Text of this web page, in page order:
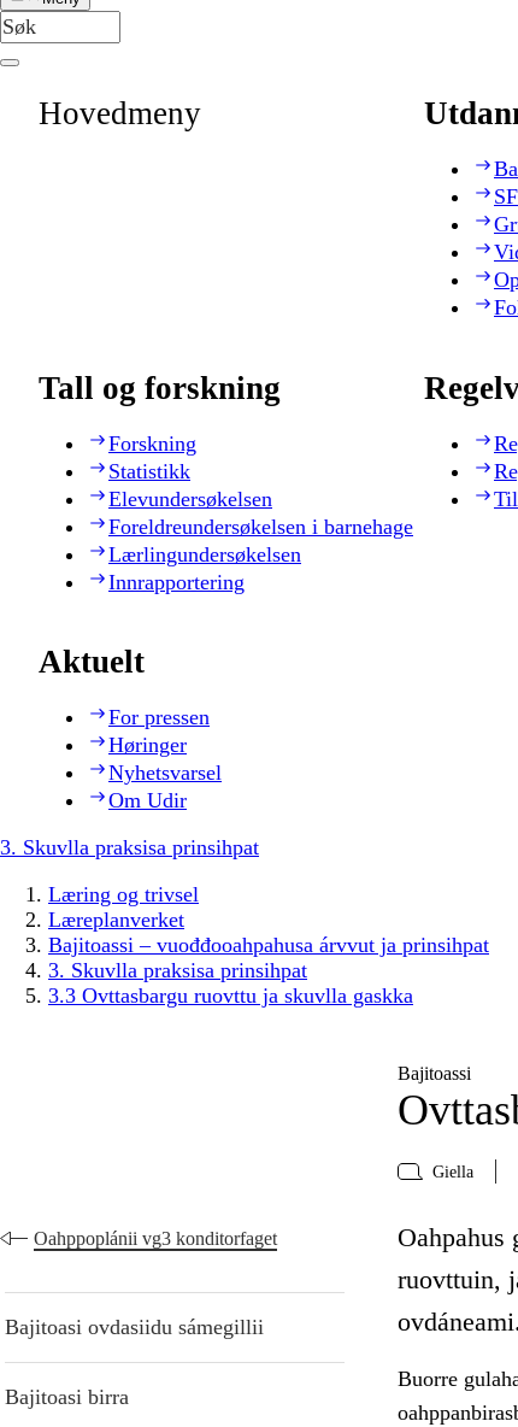
Hovedmeny
Tall og forskning
Forskning
Statistikk
Elevundersøkelsen
Foreldreundersøkelsen i barnehage
Lærlingundersøkelsen
Innrapportering
Aktuelt
For pressen
Høringer
Nyhetsvarsel
Om Udir
3. Skuvlla praksisa prinsihpat
Læring og trivsel
Læreplanverket
Bajitoassi – vuođđooahpahusa árvvut ja prinsihpat
3. Skuvlla praksisa prinsihpat
3.3 Ovttasbargu ruovttu ja skuvlla gaskka
Bajitoassi
Giella
Oahppoplánii vg3 konditorfaget
Bajitoasi ovdasiidu sámegillii
Bajitoasi birra
ruovttuin,
ovdáneami.
Buorre